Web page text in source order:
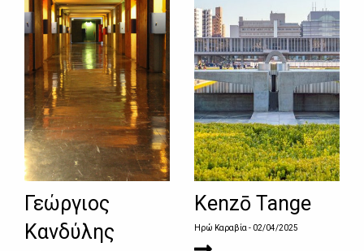
Γεώργιος
Κανδύλης
Kenzō Tange
Ηρώ Καραβία- 02/04/2025